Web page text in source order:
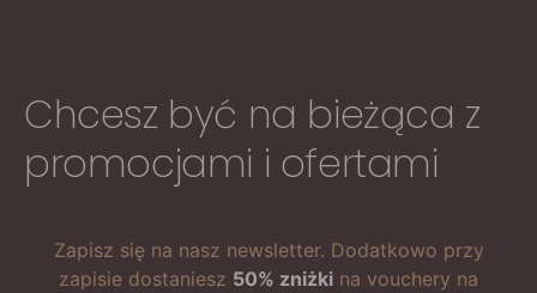
Chcesz być na bieżąca z
promocjami i ofertami
Zapisz się na nasz newsletter. Dodatkowo przy
zapisie dostaniesz 50% zniżki na vouchery na